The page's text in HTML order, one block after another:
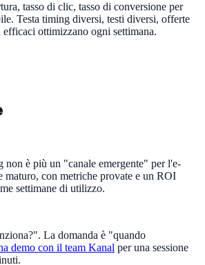
tasso di clic, tasso di conversione per
Testa timing diversi, testi diversi, offerte
ottimizzano ogni settimana.
è più un "canale emergente" per l'e-
maturo, con metriche provate e un ROI
settimane di utilizzo.
La domanda è "quando
demo con il team Kanal per una sessione